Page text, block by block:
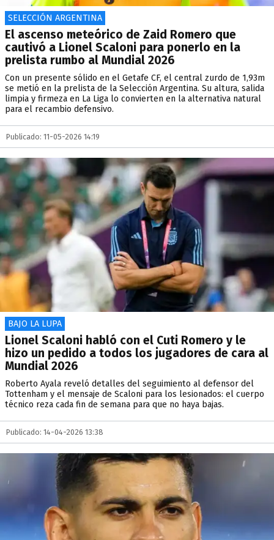
SELECCIÓN ARGENTINA
El ascenso meteórico de Zaid Romero que
cautivó a Lionel Scaloni para ponerlo en la
prelista rumbo al Mundial 2026
Con un presente sólido en el Getafe CF, el central zurdo de 1,93m
se metió en la prelista de la Selección Argentina. Su altura, salida
limpia y firmeza en La Liga lo convierten en la alternativa natural
para el recambio defensivo.
Publicado: 11-05-2026 14:19
BAJO LA LUPA
Lionel Scaloni habló con el Cuti Romero y le
hizo un pedido a todos los jugadores de cara al
Mundial 2026
Roberto Ayala reveló detalles del seguimiento al defensor del
Tottenham y el mensaje de Scaloni para los lesionados: el cuerpo
técnico reza cada fin de semana para que no haya bajas.
Publicado: 14-04-2026 13:38